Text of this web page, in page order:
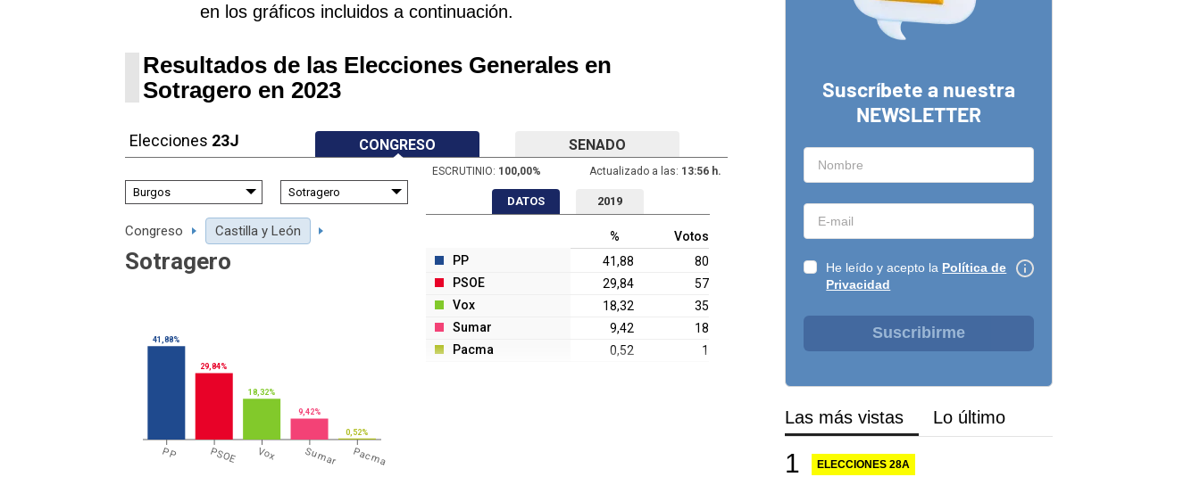
en los gráficos incluidos a continuación.
Resultados de las Elecciones Generales en
Sotragero en 2023
Elecciones 23J CONGRESO SENADO
ESCRUTINIO: 100,00% Actualizado a las: 13:56 h.
Congreso Castilla y León
Sotragero
PP PSOE Vox Sumar Pacma
41,88%
29,84%
18,32%
9,42%
0,52%
DATOS 2019
%
Votos
PP
41,88
80
PSOE
29,84
57
Vox
18,32
35
Sumar
9,42
18
Pacma
0,52 1
Suscríbete a nuestra
NEWSLETTER
He leído y acepto la Política de
Privacidad
Suscribirme
Las más vistas Lo último
ELECCIONES 28A